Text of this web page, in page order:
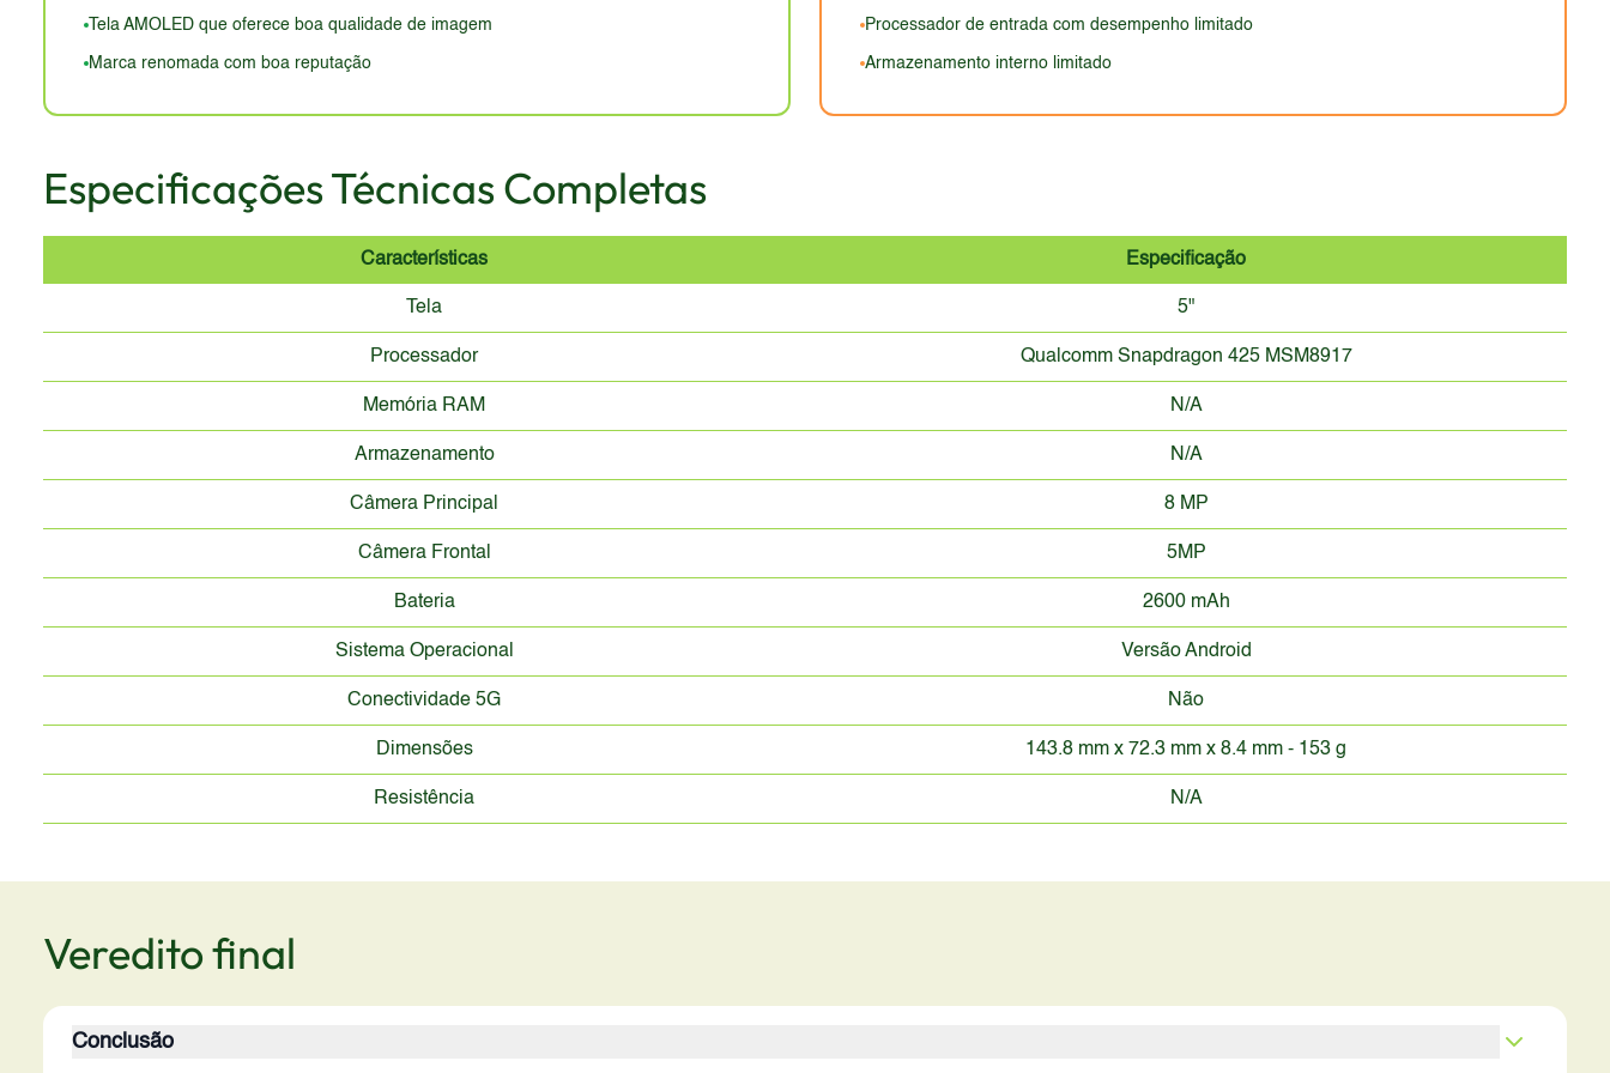
Tela AMOLED que oferece boa qualidade de imagem
Marca renomada com boa reputação
Processador de entrada com desempenho limitado
Armazenamento interno limitado
Especificações Técnicas Completas
Características Especificação
Tela 5"
Processador Qualcomm Snapdragon 425 MSM8917
Memória RAM N/A
Armazenamento N/A
Câmera Principal 8 MP
Câmera Frontal 5MP
Bateria 2600 mAh
Sistema Operacional Versão Android
Conectividade 5G Não
Dimensões 143.8 mm x 72.3 mm x 8.4 mm - 153 g
Resistência N/A
Veredito final
Conclusão